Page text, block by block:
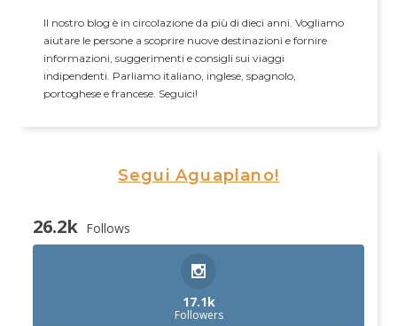
Il nostro blog è in circolazione da più di dieci anni. Vogliamo
aiutare le persone a scoprire nuove destinazioni e fornire
informazioni, suggerimenti e consigli sui viaggi
indipendenti. Parliamo italiano, inglese, spagnolo,
portoghese e francese. Seguici!
Segui Aguaplano!
26.2k Follows
17.1k
Followers